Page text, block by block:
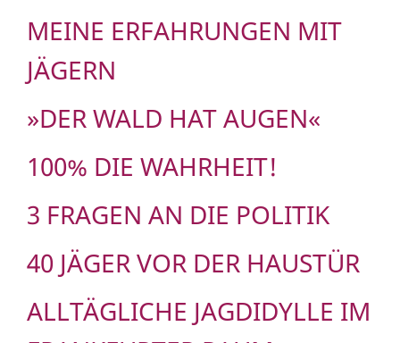
MEINE ERFAHRUNGEN MIT
JÄGERN
»DER WALD HAT AUGEN«
100% DIE WAHRHEIT!
3 FRAGEN AN DIE POLITIK
40 JÄGER VOR DER HAUSTÜR
ALLTÄGLICHE JAGDIDYLLE IM